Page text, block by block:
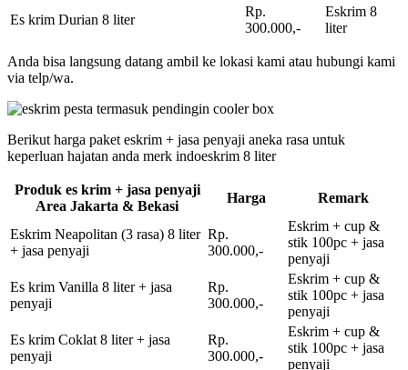
Es krim Durian 8 liter
Rp.
300.000,-
Eskrim 8
liter
Anda bisa langsung datang ambil ke lokasi kami atau hubungi kami
via telp/wa.
Berikut harga paket eskrim + jasa penyaji aneka rasa untuk
keperluan hajatan anda merk indoeskrim 8 liter
Produk es krim + jasa penyaji
Area Jakarta & Bekasi
Harga Remark
Eskrim Neapolitan (3 rasa) 8 liter
+ jasa penyaji
Rp.
300.000,-
Eskrim + cup &
stik 100pc + jasa
penyaji
Es krim Vanilla 8 liter + jasa
penyaji
Rp.
300.000,-
Eskrim + cup &
stik 100pc + jasa
penyaji
Es krim Coklat 8 liter + jasa
penyaji
Rp.
300.000,-
Eskrim + cup &
stik 100pc + jasa
penyaji